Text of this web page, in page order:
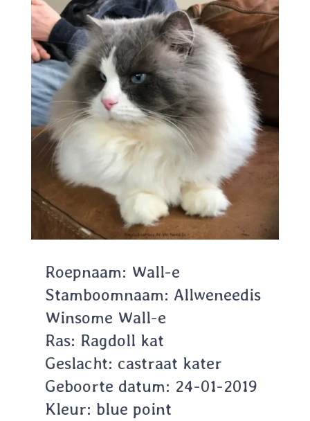
Roepnaam: Wall-e
Stamboomnaam: Allweneedis
Winsome Wall-e
Ras: Ragdoll kat
Geslacht: castraat kater
Geboorte datum: 24-01-2019
Kleur: blue point